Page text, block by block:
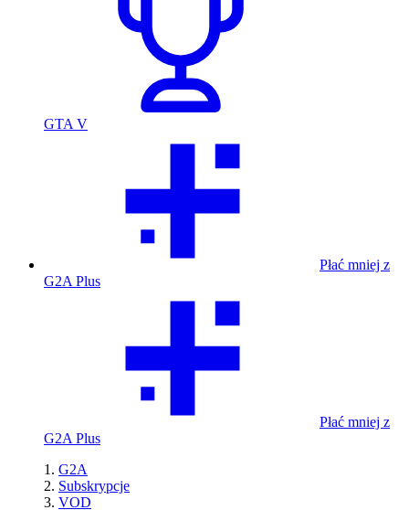
GTA V
Płać mniej z
G2A Plus
Płać mniej z
G2A Plus
G2A
Subskrypcje
VOD